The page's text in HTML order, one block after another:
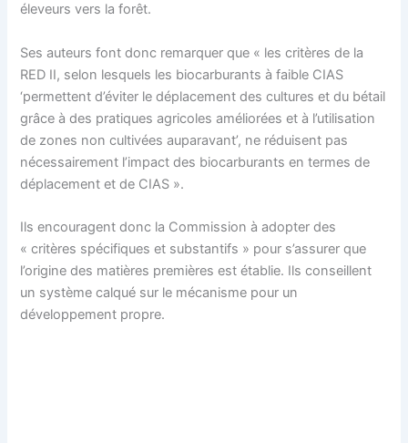
éleveurs vers la forêt.
Ses auteurs font donc remarquer que « les critères de la
RED II, selon lesquels les biocarburants à faible CIAS
‘permettent d’éviter le déplacement des cultures et du bétail
grâce à des pratiques agricoles améliorées et à l’utilisation
de zones non cultivées auparavant’, ne réduisent pas
nécessairement l’impact des biocarburants en termes de
déplacement et de CIAS ».
Ils encouragent donc la Commission à adopter des
« critères spécifiques et substantifs » pour s’assurer que
l’origine des matières premières est établie. Ils conseillent
un système calqué sur le mécanisme pour un
développement propre.